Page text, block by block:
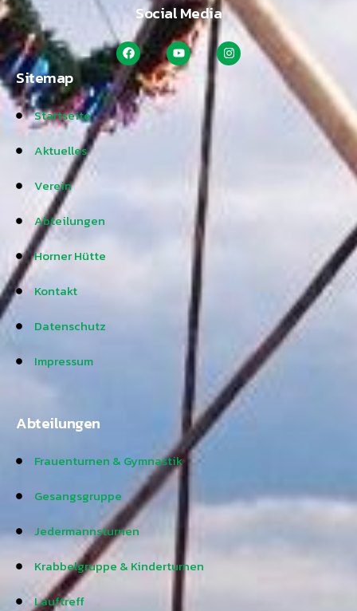
Social Media
Sitemap
Startseite
Aktuelles
Verein
Abteilungen
Horner Hütte
Kontakt
Datenschutz
Impressum
Abteilungen
Frauenturnen & Gymnastik
Gesangsgruppe
Jedermannsturnen
Krabbelgruppe & Kinderturnen
Lauftreff